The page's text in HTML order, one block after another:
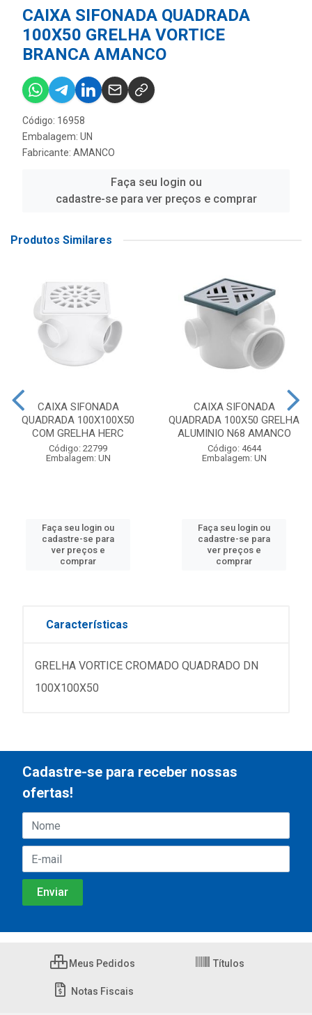
CAIXA SIFONADA QUADRADA
100X50 GRELHA VORTICE
BRANCA AMANCO
Código: 16958
Embalagem: UN
Fabricante: AMANCO
Faça seu login ou
cadastre-se para ver preços e comprar
Produtos Similares
CAIXA SIFONADA
QUADRADA 100X100X50
COM GRELHA HERC
Código: 22799
Embalagem: UN
Faça seu login ou
cadastre-se para
ver preços e
comprar
CAIXA SIFONADA
QUADRADA 100X50 GRELHA
ALUMINIO N68 AMANCO
Código: 4644
Embalagem: UN
Faça seu login ou
cadastre-se para
ver preços e
comprar
Características
GRELHA VORTICE CROMADO QUADRADO DN
100X100X50
Cadastre-se para receber nossas
ofertas!
Meus Pedidos Títulos
Notas Fiscais